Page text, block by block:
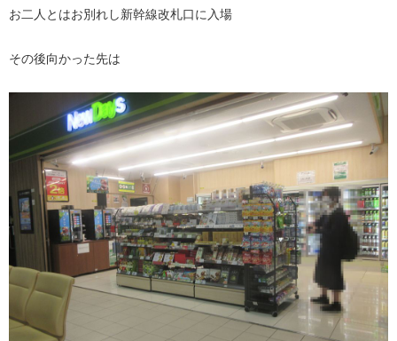
お二人とはお別れし新幹線改札口に入場
その後向かった先は